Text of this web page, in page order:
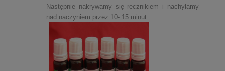
Następnie nakrywamy się ręcznikiem i nachylamy
nad naczyniem przez 10- 15 minut.